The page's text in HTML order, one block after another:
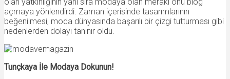
açmaya yönlendirdi. Zaman içerisinde tasarımlarının
beğenilmesi, moda dünyasında başarılı bir çizgi tutturması gibi
nedenlerden dolayı tanınır oldu.
Tunçkaya İle Modaya Dokunun!